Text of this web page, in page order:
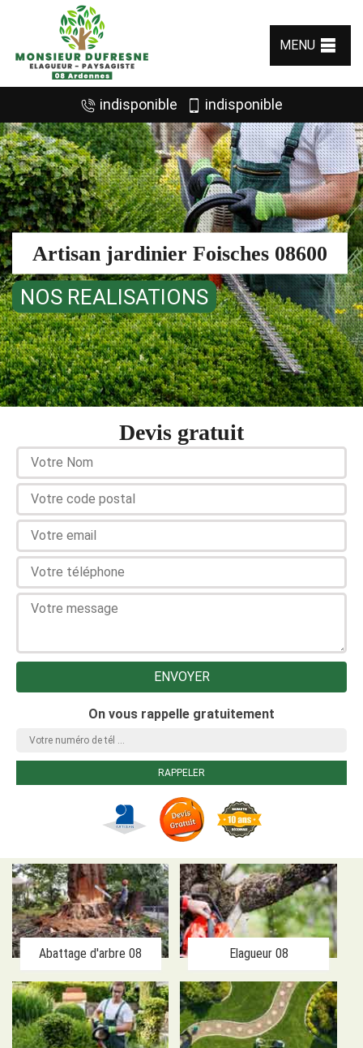
MENU
indisponible indisponible
Artisan jardinier Foisches 08600
NOS REALISATIONS
Devis gratuit
On vous rappelle gratuitement
Abattage d'arbre 08 Elagueur 08